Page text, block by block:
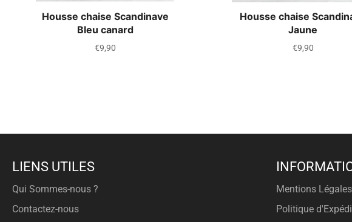
Housse chaise Scandinave
Bleu canard
Prix
€9,90
Housse chaise
Jaune
Prix
€9,90
LIENS UTILES
Qui Sommes-nous ?
Contactez-nous
Mentions
Politique